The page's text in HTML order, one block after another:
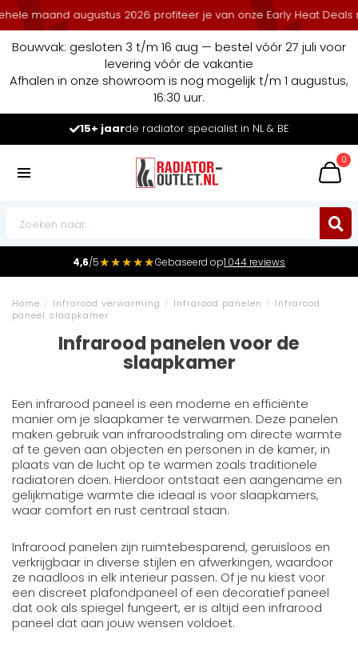
augustus 2026 profiteer je van onze Early Heat Deals met
Bouwvak: gesloten 3 t/m 16 aug — bestel vóór 27 juli voor
levering vóór de vakantie
Afhalen in onze showroom is nog mogelijk t/m 1 augustus,
16:30 uur.
Marktleiderin radiatoren in de Benelux
0
4,6/5★★★★★Gebaseerd op1.044 reviews
Home / Infrarood verwarming / Infrarood panelen / Infrarood
paneel slaapkamer
Infrarood panelen voor de
slaapkamer
Een infrarood paneel is een moderne en efficiënte
manier om je slaapkamer te verwarmen. Deze panelen
maken gebruik van infraroodstraling om directe warmte
af te geven aan objecten en personen in de kamer, in
plaats van de lucht op te warmen zoals traditionele
radiatoren doen. Hierdoor ontstaat een aangename en
gelijkmatige warmte die ideaal is voor slaapkamers,
waar comfort en rust centraal staan.
Infrarood panelen zijn ruimtebesparend, geruisloos en
verkrijgbaar in diverse stijlen en afwerkingen, waardoor
ze naadloos in elk interieur passen. Of je nu kiest voor
een discreet plafondpaneel of een decoratief paneel
dat ook als spiegel fungeert, er is altijd een infrarood
paneel dat aan jouw wensen voldoet.